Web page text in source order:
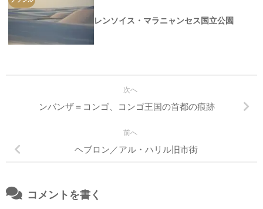
レンソイス・マラニャンセス国立公園
次へ
ンバンザ＝コンゴ、コンゴ王国の首都の痕跡
前へ
ヘブロン／アル・ハリル旧市街
コメントを書く